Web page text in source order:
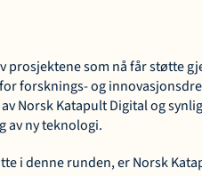
prosjektene som nå får støtte
forsknings- og
Norsk Katapult Digital og
av ny teknologi.
i denne runden, er Norsk